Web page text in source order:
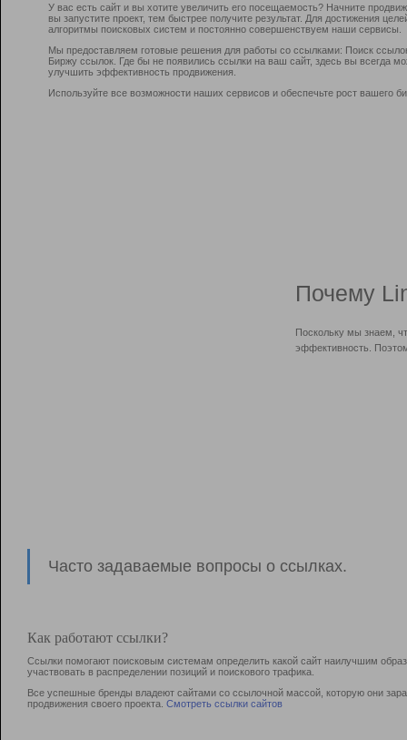
У вас есть сайт и вы хотите увеличить его посещаемость? Начните
вы запустите проект, тем быстрее получите результат. Для достижения
алгоритмы поисковых систем и постоянно совершенствуем наши сервисы.
Мы предоставляем готовые решения для работы со ссылками: Поиск
Биржу ссылок. Где бы не появились ссылки на ваш сайт, здесь вы всегда
улучшить эффективность продвижения.
Используйте все возможности наших сервисов и обеспечьте рост вашего
Почему
Поскольку мы знаем,
эффективность.
Часто задаваемые вопросы о ссылках.
Как работают ссылки?
Ссылки помогают поисковым системам определить какой сайт наилучшим
участвовать в раcпределении позиций и поискового трафика.
Все успешные бренды владеют сайтами со ссылочной массой, которую они
продвижения своего проекта. Смотреть ссылки сайтов